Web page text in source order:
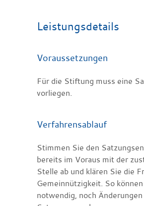
Leistungsdetails
Voraussetzungen
Für die Stiftung muss eine
vorliegen.
Verfahrensablauf
Stimmen Sie den
bereits im Voraus mit der
Stelle ab und klären Sie die
Gemeinnützigkeit. So
notwendig, noch